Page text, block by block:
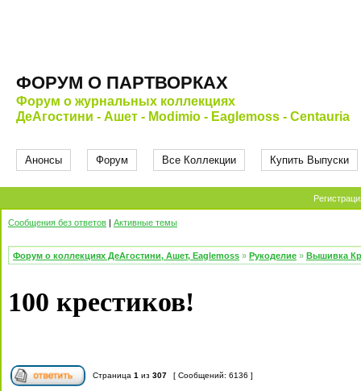
ФОРУМ О ПАРТВОРКАХ
Форум о журнальных коллекциях
ДеАгостини - Ашет - Modimio - Eaglemoss - Centauria
Анонсы Форум Все Коллекции Купить Выпуски
Сообщения без ответов | Активные темы
Форум о коллекциях ДеАгостини, Ашет, Eaglemoss » Рукоделие » Вышивка
100 крестиков!
Страница 1 из 307 [ Сообщений: 6136 ]